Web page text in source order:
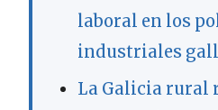
laboral en los
industriales
La Galicia rural